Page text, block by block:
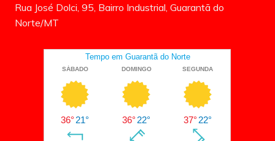
Rua José Dolci, 95, Bairro Industrial, Guarantã do
Norte/MT